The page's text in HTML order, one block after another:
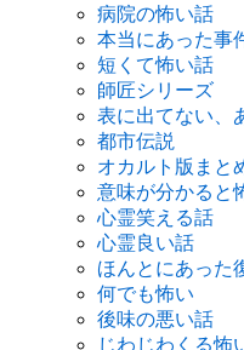
病院の怖い話
本当にあった事
短くて怖い話
師匠シリーズ
表に出てない、
都市伝説
オカルト版まと
意味が分かると
心霊笑える話
心霊良い話
ほんとにあった
何でも怖い
後味の悪い話
じわじわくる怖